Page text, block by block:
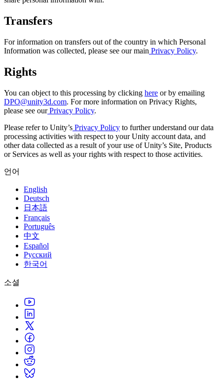
XR 게임
멀티플레이어 게임 개발을 간소화하세요.
Transfers
For information on transfers out of the country in which Personal
Information was collected, please see our main Privacy Policy.
Rights
You can object to this processing by clicking here or by emailing
DPO@unity3d.com. For more information on Privacy Rights,
please see ourPrivacy Policy.
Please refer to Unity’s Privacy Policy to further understand our data
processing activities with respect to your Unity account data, and
other data collected as a result of your use of Unity’s Site, Products
or Services as well as your rights with respect to those activities.
언어
English
Deutsch
日本語
Français
Português
中文
Español
Русский
한국어
소셜